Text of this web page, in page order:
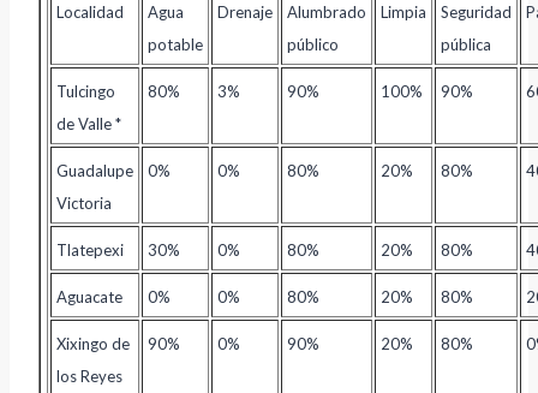
Localidad
Agua
potable
Drenaje
Alumbrado
público
Limpia
Seguridad
pública
Tulcingo
de Valle *
80% 3% 90% 100% 90%
Guadalupe
Victoria
0% 0% 80% 20% 80%
Tlatepexi 30% 0% 80% 20% 80%
Aguacate 0% 0% 80% 20% 80%
Xixingo de
los Reyes
90% 0% 90% 20% 80%